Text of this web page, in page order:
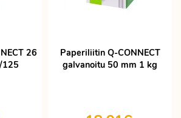
26
125
Paperiliitin Q-CONNECT
galvanoitu 50 mm 1 kg